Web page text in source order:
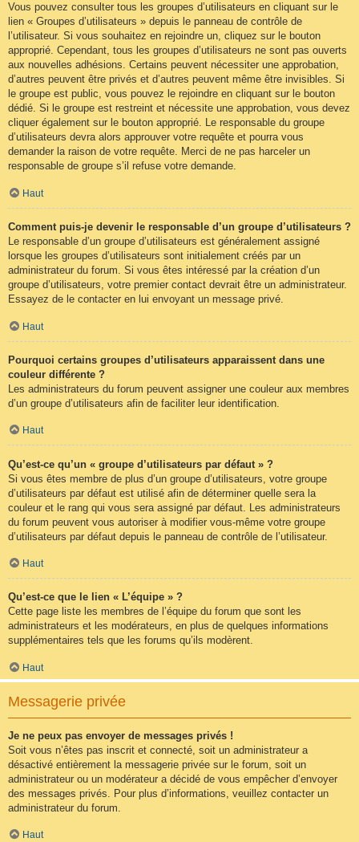
Vous pouvez consulter tous les groupes d’utilisateurs en cliquant sur le
lien « Groupes d’utilisateurs » depuis le panneau de contrôle de
l’utilisateur. Si vous souhaitez en rejoindre un, cliquez sur le bouton
approprié. Cependant, tous les groupes d’utilisateurs ne sont pas ouverts
aux nouvelles adhésions. Certains peuvent nécessiter une approbation,
d’autres peuvent être privés et d’autres peuvent même être invisibles. Si
le groupe est public, vous pouvez le rejoindre en cliquant sur le bouton
dédié. Si le groupe est restreint et nécessite une approbation, vous devez
cliquer également sur le bouton approprié. Le responsable du groupe
d’utilisateurs devra alors approuver votre requête et pourra vous
demander la raison de votre requête. Merci de ne pas harceler un
responsable de groupe s’il refuse votre demande.
Haut
Comment puis-je devenir le responsable d’un groupe d’utilisateurs ?
Le responsable d’un groupe d’utilisateurs est généralement assigné
lorsque les groupes d’utilisateurs sont initialement créés par un
administrateur du forum. Si vous êtes intéressé par la création d’un
groupe d’utilisateurs, votre premier contact devrait être un administrateur.
Essayez de le contacter en lui envoyant un message privé.
Haut
Pourquoi certains groupes d’utilisateurs apparaissent dans une
couleur différente ?
Les administrateurs du forum peuvent assigner une couleur aux membres
d’un groupe d’utilisateurs afin de faciliter leur identification.
Haut
Qu’est-ce qu’un « groupe d’utilisateurs par défaut » ?
Si vous êtes membre de plus d’un groupe d’utilisateurs, votre groupe
d’utilisateurs par défaut est utilisé afin de déterminer quelle sera la
couleur et le rang qui vous sera assigné par défaut. Les administrateurs
du forum peuvent vous autoriser à modifier vous-même votre groupe
d’utilisateurs par défaut depuis le panneau de contrôle de l’utilisateur.
Haut
Qu’est-ce que le lien « L’équipe » ?
Cette page liste les membres de l’équipe du forum que sont les
administrateurs et les modérateurs, en plus de quelques informations
supplémentaires tels que les forums qu’ils modèrent.
Haut
Messagerie privée
Je ne peux pas envoyer de messages privés !
Soit vous n’êtes pas inscrit et connecté, soit un administrateur a
désactivé entièrement la messagerie privée sur le forum, soit un
administrateur ou un modérateur a décidé de vous empêcher d’envoyer
des messages privés. Pour plus d’informations, veuillez contacter un
administrateur du forum.
Haut